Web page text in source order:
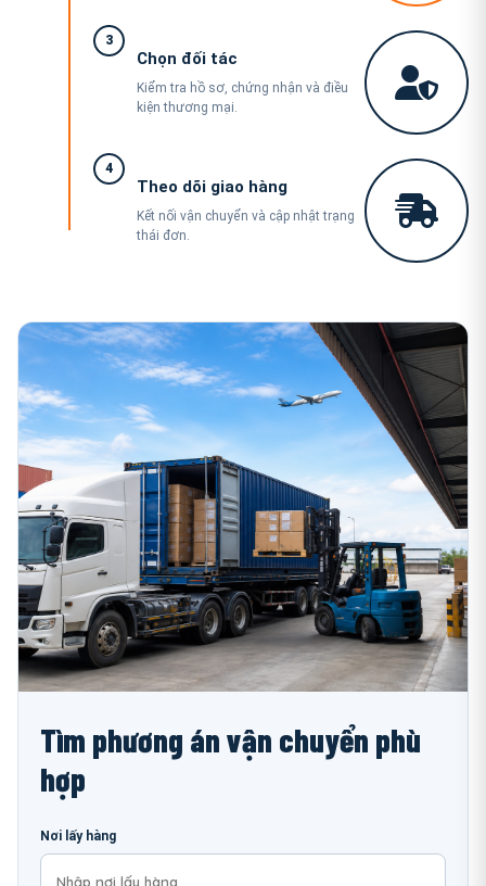
3
Chọn đối tác
Kiểm tra hồ sơ, chứng nhận và điều
kiện thương mại.
4
Theo dõi giao hàng
Kết nối vận chuyển và cập nhật trạng
thái đơn.
Tìm phương án vận chuyển phù
hợp
Nơi lấy hàng